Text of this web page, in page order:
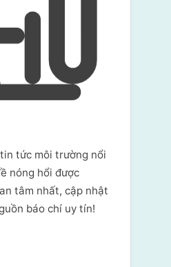
tức môi trường nổi
nóng hổi được
tâm nhất, cập nhật
báo chí uy tín!